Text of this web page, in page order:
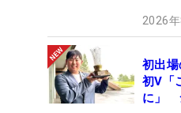
2026
初出
初V「
に」